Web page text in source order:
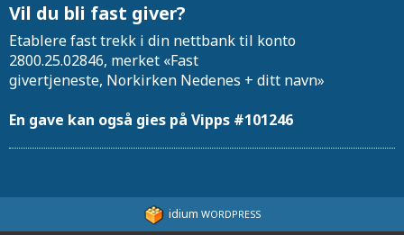
Vil du bli fast giver?
Etablere fast trekk i din nettbank til konto
2800.25.02846, merket «Fast
givertjeneste, Norkirken Nedenes + ditt navn»
En gave kan også gies på Vipps #101246
idium WORDPRESS